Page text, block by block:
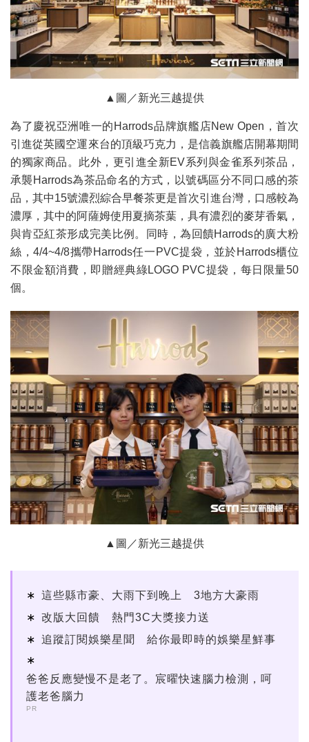
▲圖／新光三越提供
為了慶祝亞洲唯一的Harrods品牌旗艦店New Open，首次
引進從英國空運來台的頂級巧克力，是信義旗艦店開幕期間
的獨家商品。此外，更引進全新EV系列與金雀系列茶品，
承襲Harrods為茶品命名的方式，以號碼區分不同口感的茶
品，其中15號濃烈綜合早餐茶更是首次引進台灣，口感較為
濃厚，其中的阿薩姆使用夏摘茶葉，具有濃烈的麥芽香氣，
與肯亞紅茶形成完美比例。同時，為回饋Harrods的廣大粉
絲，4/4~4/8攜帶Harrods任一PVC提袋，並於Harrods櫃位
不限金額消費，即贈經典綠LOGO PVC提袋，每日限量50
個。
▲圖／新光三越提供
這些縣市豪、大雨下到晚上 3地方大豪雨
改版大回饋 熱門3C大獎接力送
追蹤訂閱娛樂星聞 給你最即時的娛樂星鮮事
爸爸反應變慢不是老了。宸曜快速腦力檢測，呵
護老爸腦力
PR